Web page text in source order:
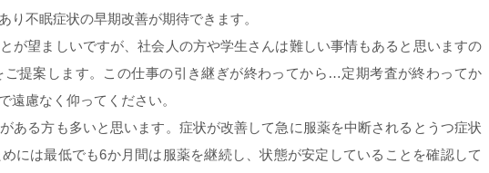
り不眠症状の早期改善が期待できます。
が望ましいですが、社会人の方や学生さんは難しい事情もあると思いますの
提案します。この仕事の引き継ぎが終わってから…定期考査が終わってか
慮なく仰ってください。
ある方も多いと思います。症状が改善して急に服薬を中断されるとうつ症状
には最低でも6か月間は服薬を継続し、状態が安定していることを確認して